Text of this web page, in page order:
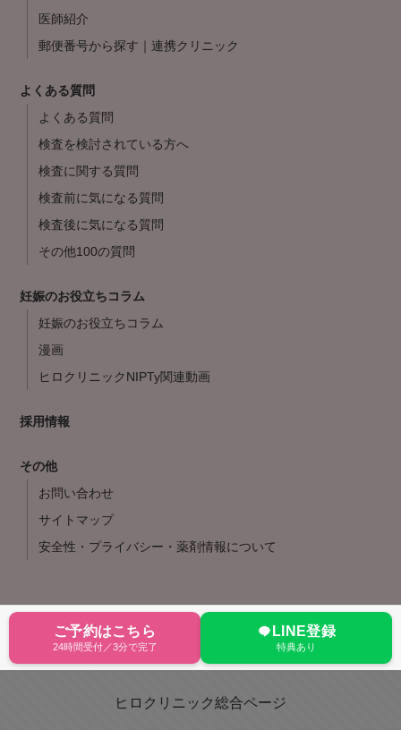
医師紹介
郵便番号から探す｜連携クリニック
よくある質問
よくある質問
検査を検討されている方へ
検査に関する質問
検査前に気になる質問
検査後に気になる質問
その他100の質問
妊娠のお役立ちコラム
妊娠のお役立ちコラム
漫画
ヒロクリニックNIPTy関連動画
採用情報
その他
お問い合わせ
サイトマップ
安全性・プライバシー・薬剤情報について
ご予約はこちら
24時間受付／3分で完了
LINE登録
特典あり
ヒロクリニック総合ページ